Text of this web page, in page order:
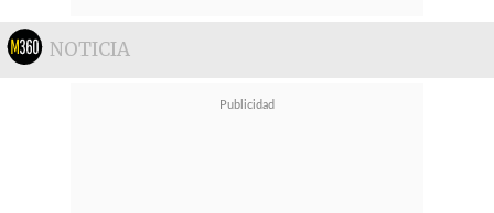
NOTICIA